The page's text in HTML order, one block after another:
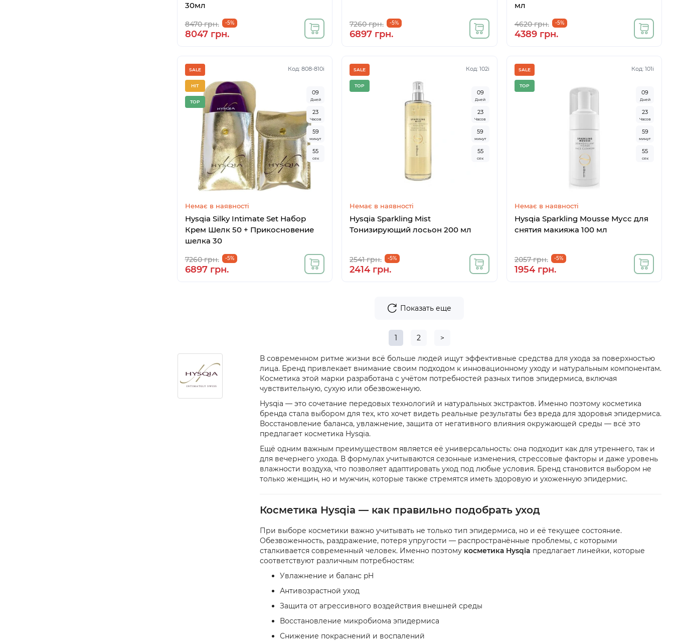
30мл
8470 грн. -5%
8047 грн.
7260 грн. -5%
6897 грн.
мл
4620 грн. -5%
4389 грн.
Код: 808-810i
SALE
HIT
TOP
09
Дней
23
Часов
59
минут
54
сек
Немає в наявності
Hysqia Silky Intimate Set Набор
Крем Шелк 50 + Прикосновение
шелка 30
7260 грн. -5%
6897 грн.
Код: 102i
SALE
TOP
09
Дней
23
Часов
59
минут
54
сек
Немає в наявності
Hysqia Sparkling Mist
Тонизирующий лосьон 200 мл
2541 грн. -5%
2414 грн.
Код: 101i
SALE
TOP
09
Дней
23
Часов
59
минут
54
сек
Немає в наявності
Hysqia Sparkling Mousse Мусс для
снятия макияжа 100 мл
2057 грн. -5%
1954 грн.
Показать еще
1 2 >
В современном ритме жизни всё больше людей ищут эффективные средства для ухода за поверхностью
лица. Бренд привлекает внимание своим подходом к инновационному уходу и натуральным компонентам.
Косметика этой марки разработана с учётом потребностей разных типов эпидермиса, включая
чувствительную, сухую или обезвоженную.
Hysqia — это сочетание передовых технологий и натуральных экстрактов. Именно поэтому косметика
бренда стала выбором для тех, кто хочет видеть реальные результаты без вреда для здоровья эпидермиса.
Восстановление баланса, увлажнение, защита от негативного влияния окружающей среды — всё это
предлагает косметика Hysqia.
Ещё одним важным преимуществом является её универсальность: она подходит как для утреннего, так и
для вечернего ухода. В формулах учитываются сезонные изменения, стрессовые факторы и даже уровень
влажности воздуха, что позволяет адаптировать уход под любые условия. Бренд становится выбором не
только женщин, но и мужчин, которые также стремятся иметь здоровую и ухоженную эпидермис.
Косметика Hysqia — как правильно подобрать уход
При выборе косметики важно учитывать не только тип эпидермиса, но и её текущее состояние.
Обезвоженность, раздражение, потеря упругости — распространённые проблемы, с которыми
сталкивается современный человек. Именно поэтому косметика Hysqia предлагает линейки, которые
соответствуют различным потребностям:
Увлажнение и баланс pH
Антивозрастной уход
Защита от агрессивного воздействия внешней среды
Восстановление микробиома эпидермиса
Снижение покраснений и воспалений